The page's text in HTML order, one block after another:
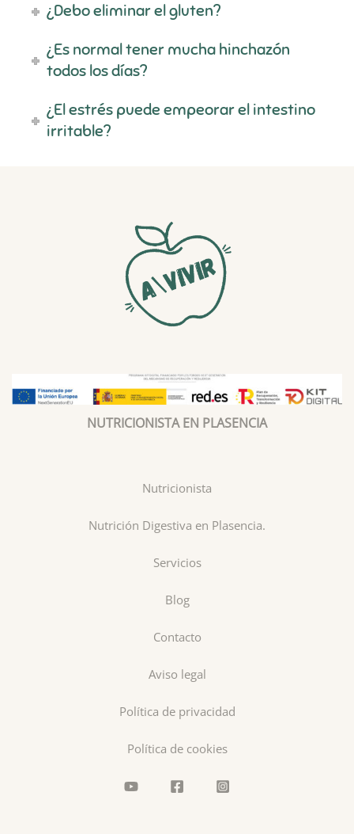
¿Debo eliminar el gluten?
¿Es normal tener mucha hinchazón
todos los días?
¿El estrés puede empeorar el intestino
irritable?
NUTRICIONISTA EN PLASENCIA
Nutricionista
Nutrición Digestiva en Plasencia.
Servicios
Blog
Contacto
Aviso legal
Política de privacidad
Política de cookies